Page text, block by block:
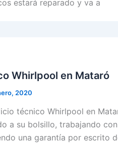
estará reparado y va a
Whirlpool en Mataró
2020
técnico Whirlpool en
a su bolsillo, trabajando
una garantía por escrito